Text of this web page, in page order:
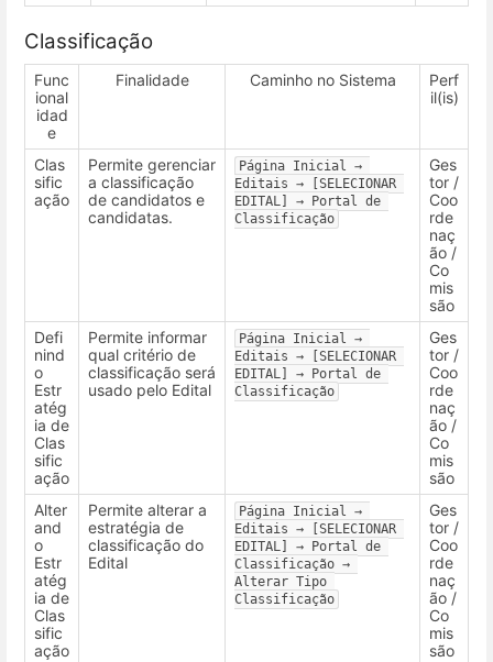
Classificação
Func
ional
idad
e
Finalidade Caminho no Sistema
Perf
il(is)
Clas
sific
ação
Permite gerenciar
a classificação
de candidatos e
candidatas.
Página Inicial →
Editais → [SELECIONAR
EDITAL] → Portal de
Classificação
Ges
tor /
Coo
rde
naç
ão /
Co
mis
são
Defi
nind
o
Estr
atég
ia de
Clas
sific
ação
Permite informar
qual critério de
classificação será
usado pelo Edital
Página Inicial →
Editais → [SELECIONAR
EDITAL] → Portal de
Classificação
Ges
tor /
Coo
rde
naç
ão /
Co
mis
são
Alter
and
o
Estr
atég
ia de
Clas
sific
ação
Permite alterar a
estratégia de
classificação do
Edital
Página Inicial →
Editais → [SELECIONAR
EDITAL] → Portal de
Classificação →
Alterar Tipo
Classificação
Ges
tor /
Coo
rde
naç
ão /
Co
mis
são